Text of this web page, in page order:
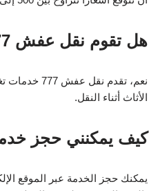
هل تقوم نقل عفش 777 بتغليف الأثاث؟
نعم، تقدم
الأثاث أثناء النقل.
كيف يمكنني حجز
يمكنك حجز الخدمة عبر الموقع